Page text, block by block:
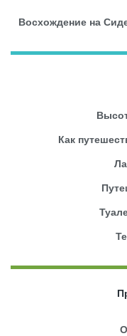
Восхождение на
Как